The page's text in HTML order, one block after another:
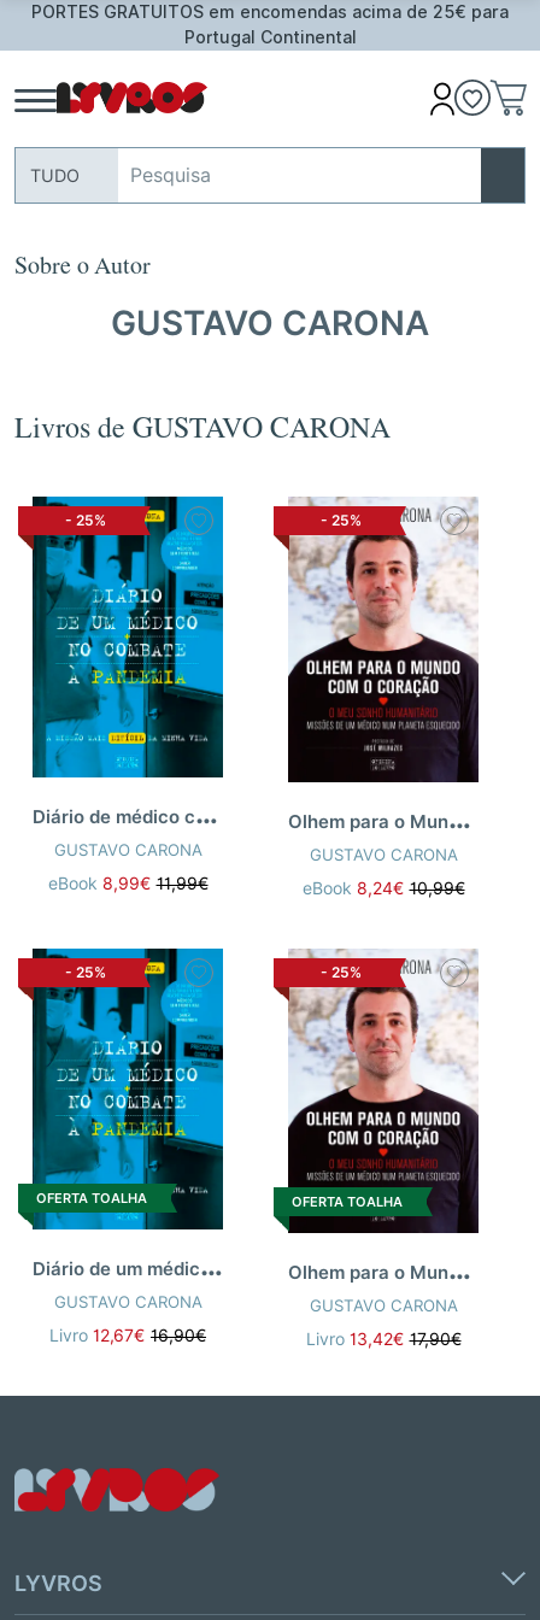
para
Oferta de Toalha de Praia em compras ≥ 30€
assinalados
TUDO
Sobre o Autor
GUSTAVO CARONA
Livros de GUSTAVO CARONA
- 25%
D
iário de médico combate pandemia
GUSTAVO CARONA
eBook 8,99€ 11,99€
- 25%
O
lhem para o Mundo com o Coração
GUSTAVO CARONA
eBook 8,24€ 10,99€
- 25%
OFERTA TOALHA
D
iário de um médico no combate pandemia
GUSTAVO CARONA
Livro 12,67€ 16,90€
- 25%
OFERTA TOALHA
O
lhem para o Mundo com o Coração
GUSTAVO CARONA
Livro 13,42€ 17,90€
LYVROS